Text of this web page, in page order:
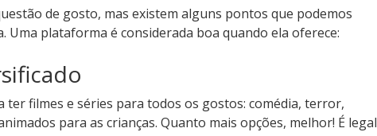
de gosto, mas existem alguns pontos que podemos
Uma plataforma é considerada boa quando ela oferece:
ter filmes e séries para todos os gostos: comédia, terror,
para as crianças. Quanto mais opções, melhor! É legal